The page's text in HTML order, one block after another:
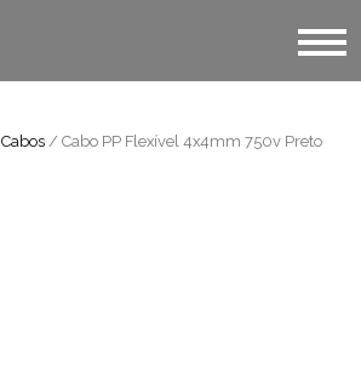
Cabos/ Cabo PP Flexível 4x4mm 750v Preto